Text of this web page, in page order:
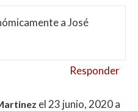
a José
Responder
el 23 junio, 2020 a